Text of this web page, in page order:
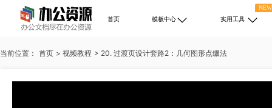
首页 模板中心
NEW
实用工具
当前位置： 首页 > 视频教程 > 20. 过渡页设计套路2：几何图形点缀法